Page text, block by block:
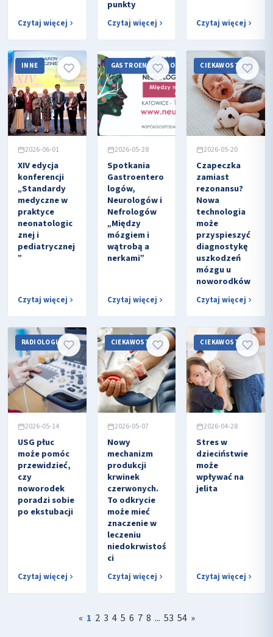
Czytaj więcej
punkty
Czytaj więcej Czytaj więcej
INNE
2026-06-01
XIV edycja
konferencji
„Standardy
medyczne w
praktyce
neonatologic
znej i
pediatrycznej
”
Czytaj więcej
GASTROENTEROLOGIA
2026-05-28
Spotkania
Gastroentero
logów,
Neurologów i
Nefrologów
„Między
mózgiem i
wątrobą a
nerkami”
Czytaj więcej
CIEKAWOSTKI
2026-05-20
Czapeczka
zamiast
rezonansu?
Nowa
technologia
może
przyspieszyć
diagnostykę
uszkodzeń
mózgu u
noworodków
Czytaj więcej
RADIOLOGIA
2026-05-14
USG płuc
może pomóc
przewidzieć,
czy
noworodek
poradzi sobie
po ekstubacji
Czytaj więcej
CIEKAWOSTKI
2026-05-07
Nowy
mechanizm
produkcji
krwinek
czerwonych.
To odkrycie
może mieć
znaczenie w
leczeniu
niedokrwistoś
ci
Czytaj więcej
CIEKAWOSTKI
2026-04-28
Stres w
dzieciństwie
może
wpływać na
jelita
Czytaj więcej
« 1 2 3 4 5 6 7 8 ... 53 54 »